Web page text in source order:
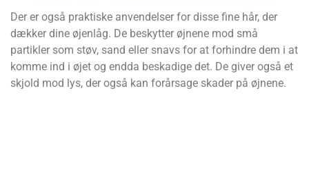
Der er også praktiske anvendelser for disse fine hår, der
dækker dine øjenlåg. De beskytter øjnene mod små
partikler som støv, sand eller snavs for at forhindre dem i at
komme ind i øjet og endda beskadige det. De giver også et
skjold mod lys, der også kan forårsage skader på øjnene.